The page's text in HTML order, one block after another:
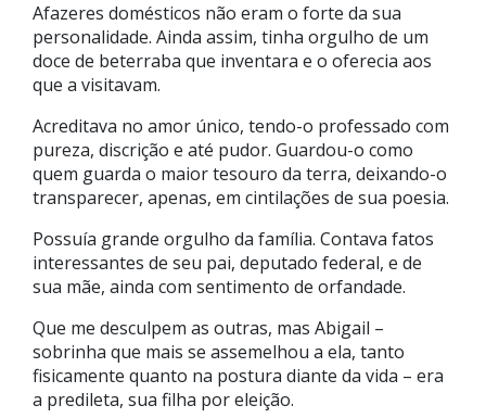
Afazeres domésticos não eram o forte da sua
personalidade. Ainda assim, tinha orgulho de um
doce de beterraba que inventara e o oferecia aos
que a visitavam.
Acreditava no amor único, tendo-o professado com
pureza, discrição e até pudor. Guardou-o como
quem guarda o maior tesouro da terra, deixando-o
transparecer, apenas, em cintilações de sua poesia.
Possuía grande orgulho da família. Contava fatos
interessantes de seu pai, deputado federal, e de
sua mãe, ainda com sentimento de orfandade.
Que me desculpem as outras, mas Abigail –
sobrinha que mais se assemelhou a ela, tanto
fisicamente quanto na postura diante da vida – era
a predileta, sua filha por eleição.